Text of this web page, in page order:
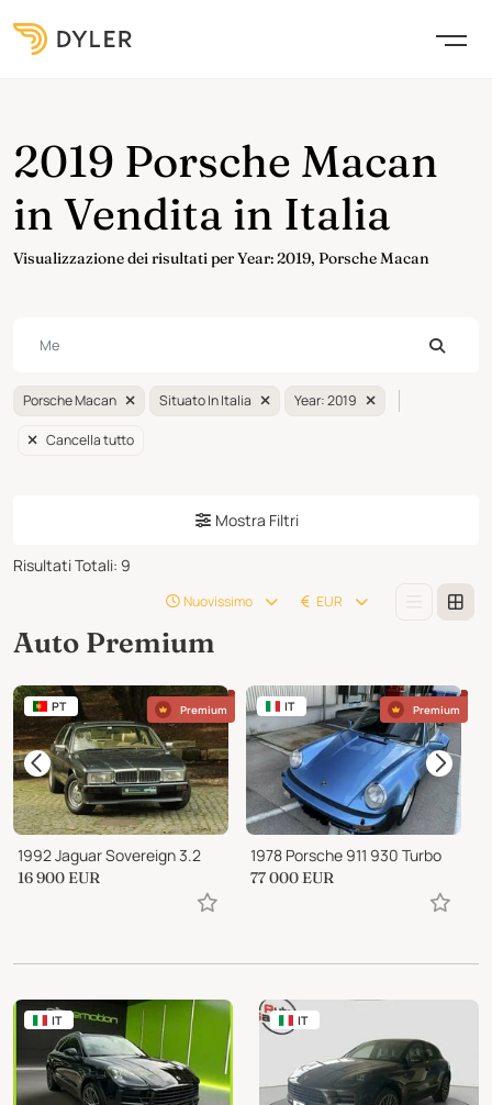
2019 Porsche Macan
in Vendita in Italia
Visualizzazione dei risultati per Year: 2019, Porsche Macan
Porsche Macan Situato In Italia Year: 2019
Cancella tutto
Mostra Filtri
Risultati Totali: 9
Nuovissimo EUR
Auto Premium
PT Premium
1992 Jaguar Sovereign 3.2
16 900 EUR
IT Premium
1978 Porsche 911 930 Turbo
77 000 EUR
IT IT